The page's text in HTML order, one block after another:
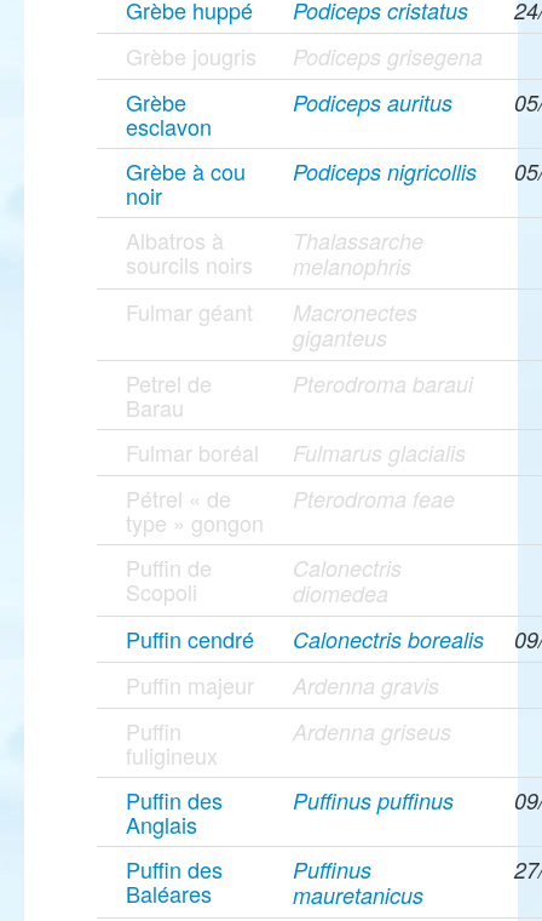
Grèbe huppé Podiceps cristatus
Grèbe jougris Podiceps grisegena
Grèbe
esclavon
Podiceps auritus
Grèbe à cou
noir
Podiceps nigricollis
Albatros à
sourcils noirs
Thalassarche
melanophris
Fulmar géant
Macronectes
giganteus
Petrel de
Barau
Pterodroma baraui
Fulmar boréal Fulmarus glacialis
Pétrel « de
type » gongon
Pterodroma feae
Puffin de
Scopoli
Calonectris
diomedea
Puffin cendré Calonectris borealis
Puffin majeur Ardenna gravis
Puffin
fuligineux
Ardenna griseus
Puffin des
Anglais
Puffinus puffinus
Puffin des
Baléares
Puffinus
mauretanicus